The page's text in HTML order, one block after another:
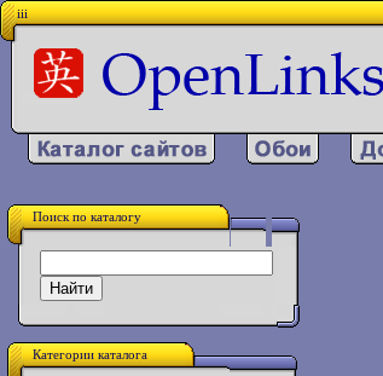
iii
Поиск по каталогу
Категории каталога